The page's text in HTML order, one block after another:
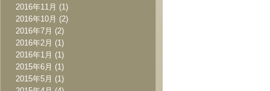
2016年11月 (1)
2016年10月 (2)
2016年7月 (2)
2016年2月 (1)
2016年1月 (1)
2015年6月 (1)
2015年5月 (1)